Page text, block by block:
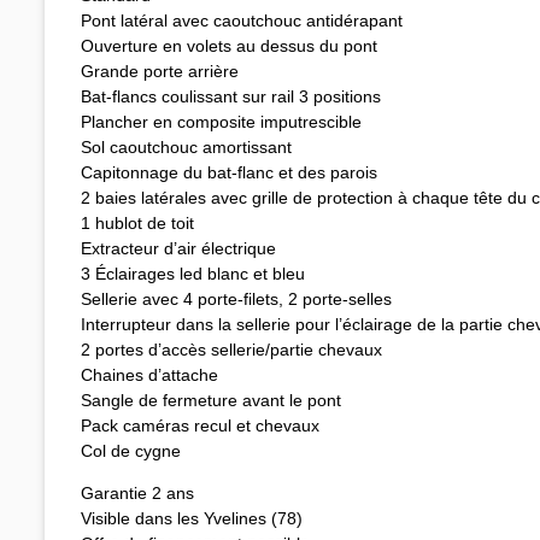
Pont latéral avec caoutchouc antidérapant
Ouverture en volets au dessus du pont
Grande porte arrière
Bat-flancs coulissant sur rail 3 positions
Plancher en composite imputrescible
Sol caoutchouc amortissant
Capitonnage du bat-flanc et des parois
2 baies latérales avec grille de protection à chaque tête du
1 hublot de toit
Extracteur d’air électrique
3 Éclairages led blanc et bleu
Sellerie avec 4 porte-filets, 2 porte-selles
Interrupteur dans la sellerie pour l’éclairage de la partie
2 portes d’accès sellerie/partie chevaux
Chaines d’attache
Sangle de fermeture avant le pont
Pack caméras recul et chevaux
Col de cygne
Garantie 2 ans
Visible dans les Yvelines (78)